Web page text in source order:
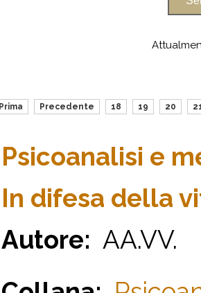
Prima Precedente 18 19 20
Psicoanalisi e
In difesa della
Autore: AA.VV.